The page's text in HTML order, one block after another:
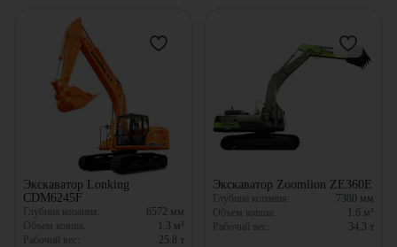
Экскаватор Lonking
CDM6245F
Глубина копания: 6572 мм
Объем ковша:
1.3 м³
Рабочий вес:
25.8 т
Экскаватор Zoomlion ZE360E
Глубина копания: 7380 мм
Объем ковша:
1.6 м³
Рабочий вес:
34.3 т